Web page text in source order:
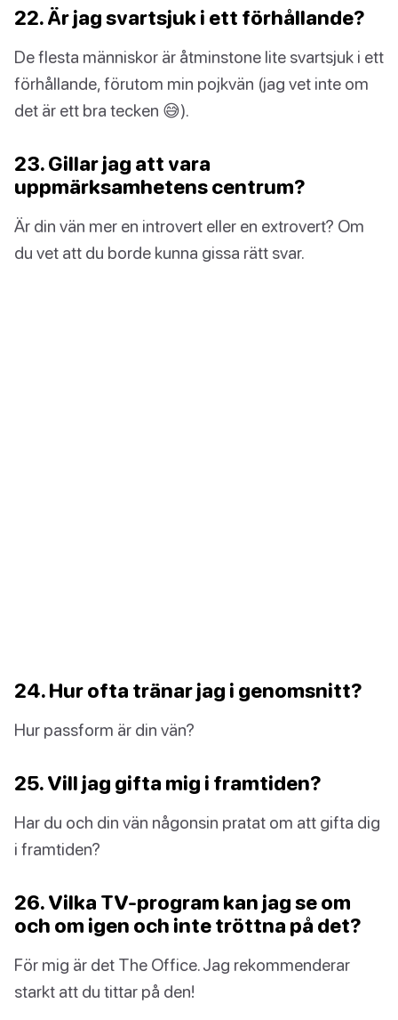
22. Är jag svartsjuk i ett förhållande?
De flesta människor är åtminstone lite svartsjuk i ett
förhållande, förutom min pojkvän (jag vet inte om
det är ett bra tecken 😅).
23. Gillar jag att vara
uppmärksamhetens centrum?
Är din vän mer en introvert eller en extrovert? Om
du vet att du borde kunna gissa rätt svar.
24. Hur ofta tränar jag i genomsnitt?
Hur passform är din vän?
25. Vill jag gifta mig i framtiden?
Har du och din vän någonsin pratat om att gifta dig
i framtiden?
26. Vilka TV-program kan jag se om
och om igen och inte tröttna på det?
För mig är det The Office. Jag rekommenderar
starkt att du tittar på den!